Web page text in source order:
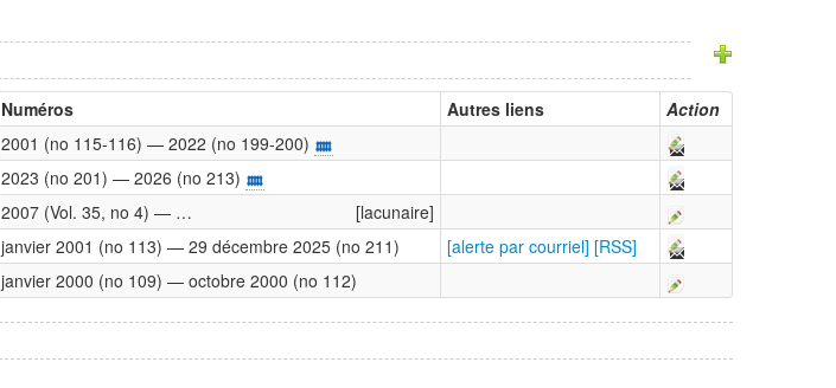
Numéros Autres liens
Action
2001 (no 115-116) — 2022 (no 199-200)
2023 (no 201) — 2026 (no 213)
2007 (Vol. 35, no 4) — …
[lacunaire]
janvier 2001 (no 113) — 29 décembre 2025 (no 211) [alerte par courriel] [RSS]
janvier 2000 (no 109) — octobre 2000 (no 112)